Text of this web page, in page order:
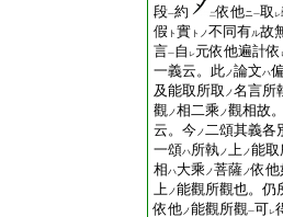
段一約 二依他ニ一取 レ
假 ト 實 トノ不同有ル故
言一自 レ元依他遍計依
一義云。此ノ論文ハ
及能取所取 ノ名言所
觀ノ相二乘 ノ觀相故
云。今ノ二頌其義各
一頌ハ所執ノ上ノ能取
相ハ大乘 ノ菩薩ノ依他
上ノ能觀所觀也。仍
依他ノ能觀所觀一可レ